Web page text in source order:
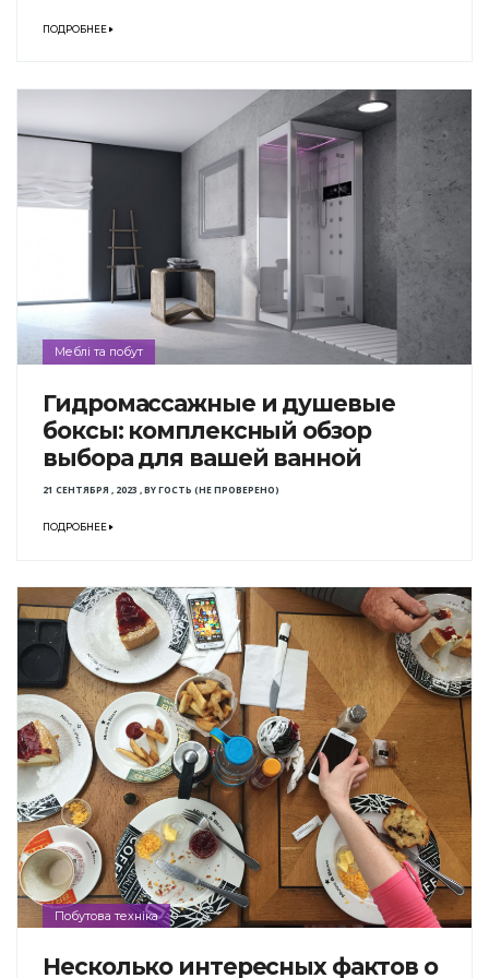
ПОДРОБНЕЕ
Меблі та побут
Гидромассажные и душевые
боксы: комплексный обзор
выбора для вашей ванной
21 СЕНТЯБРЯ , 2023 ,BYГОСТЬ (НЕ ПРОВЕРЕНО)
ПОДРОБНЕЕ
Побутова техніка
Несколько интересных фактов о